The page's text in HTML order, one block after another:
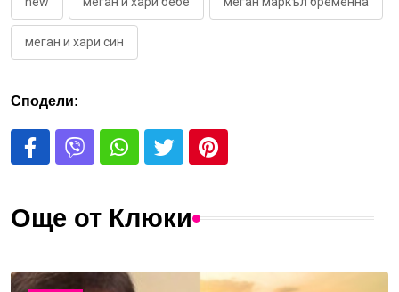
меган и хари син
Сподели:
Още от Клюки